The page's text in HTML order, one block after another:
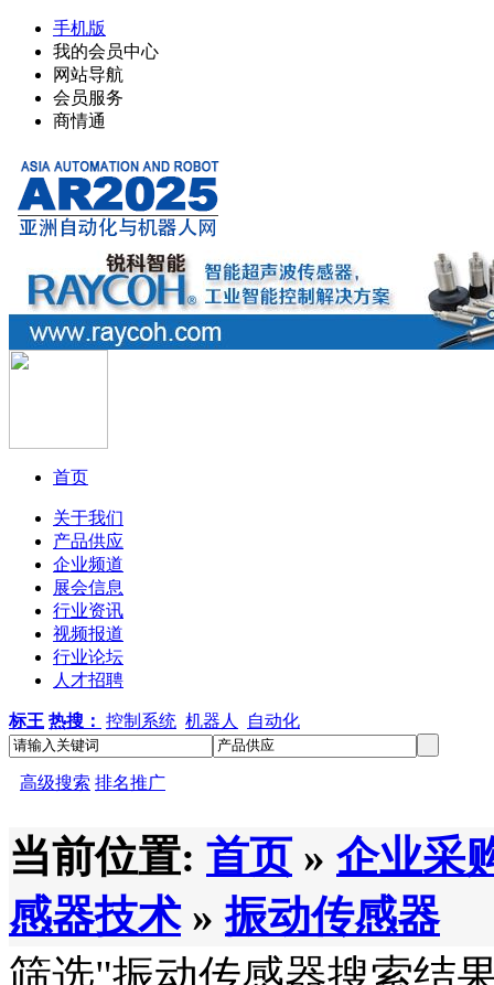
手机版
我的会员中心
网站导航
会员服务
商情通
首页
关于我们
产品供应
企业频道
展会信息
行业资讯
视频报道
行业论坛
人才招聘
标王 热搜： 控制系统 机器人 自动化
高级搜索 排名推广
当前位置: 首页 » 企业采
感器技术»振动传感器
筛选"振动传感器搜索结